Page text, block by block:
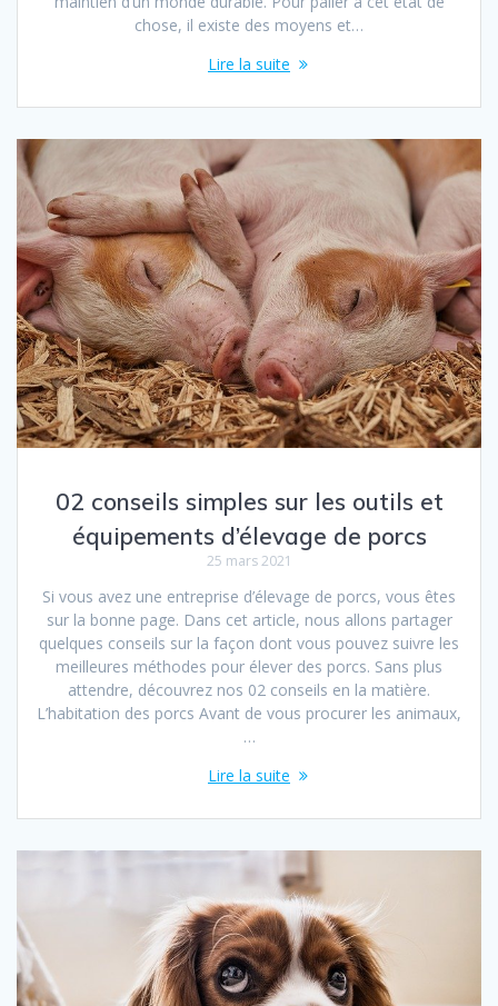
chose, il existe des moyens et…
Lire la suite
02 conseils simples sur les outils et
équipements d’élevage de porcs
25 mars 2021
Si vous avez une entreprise d’élevage de porcs, vous êtes
sur la bonne page. Dans cet article, nous allons partager
quelques conseils sur la façon dont vous pouvez suivre les
meilleures méthodes pour élever des porcs. Sans plus
attendre, découvrez nos 02 conseils en la matière.
L’habitation des porcs Avant de vous procurer les animaux,
…
Lire la suite